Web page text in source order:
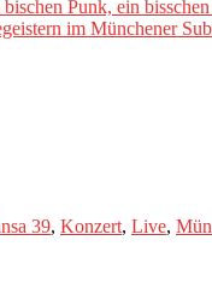
Punk, ein
im Münchener
39, Konzert, Live,